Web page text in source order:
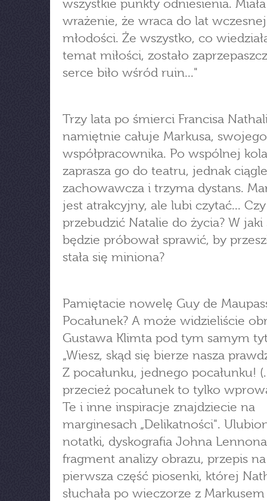
wszystkie punkty odniesienia. Miała
wrażenie, że wraca do lat wczesnej
młodości. Że wszystko, co
temat miłości, zostało
serce biło wśród ruin..."
Trzy lata po śmierci Francisa
namiętnie całuje Markusa, swojego
współpracownika. Po wspólnej
zaprasza go do teatru, jednak
zachowawcza i trzyma dystans.
jest atrakcyjny, ale lubi czytać...
przebudzić Natalie do życia? W jaki
będzie próbował sprawić, by
stała się miniona?
Pamiętacie nowelę Guy de
Pocałunek? A może widzieliście
Gustawa Klimta pod tym samym
„Wiesz, skąd się bierze nasza
Z pocałunku, jednego pocałunku!
przecież pocałunek to tylko
Te i inne inspiracje znajdziecie na
marginesach „Delikatności".
notatki, dyskografia Johna
fragment analizy obrazu, przepis
pierwsza część piosenki, której
słuchała po wieczorze z